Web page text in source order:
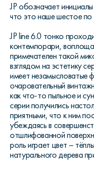
JP обозначает
что это наше шестое по
JP line 6.0 тонко
контемпорари,
примечателен такой
взглядом на эстетику
имеет незамысловатые
очаровательный
как что-то пыльное и
серии получились
приятными, что к ним
убеждаясь в
отшлифованной
роль играет цвет –
натурального дерева